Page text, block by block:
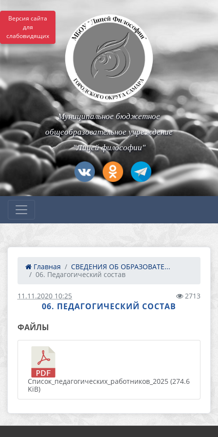
Версия сайта
для
слабовидящих
Муниципальное бюджетное
общеобразовательное учреждение
"Лицей философии"
Главная
СВЕДЕНИЯ ОБ ОБРАЗОВАТЕ...
06. Педагогический состав
11.11.2020 10:25 2713
06. ПЕДАГОГИЧЕСКИЙ СОСТАВ
ФАЙЛЫ
Список_педагогических_работников_2025 (274.6
KiB)